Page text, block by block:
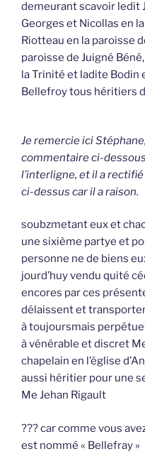
demeurant scavoir ledit
Georges et Nicollas en
Riotteau en la paroisse
paroisse de Juigné
la Trinité et ladite Bodin
Bellefroy tous héritiers
Je remercie ici
commentaire ci-
l’interligne, et il a
ci-dessus car il a raison.
soubzmetant eux et
une sixième partye et
personne ne de biens
jourd’huy vendu quité
encores par ces
délaissent et
à toujoursmais
à vénérable et discret
chapelain en l’église
aussi héritier pour une
Me Jehan Rigault
??? car comme vous
est nommé « Bellefray »